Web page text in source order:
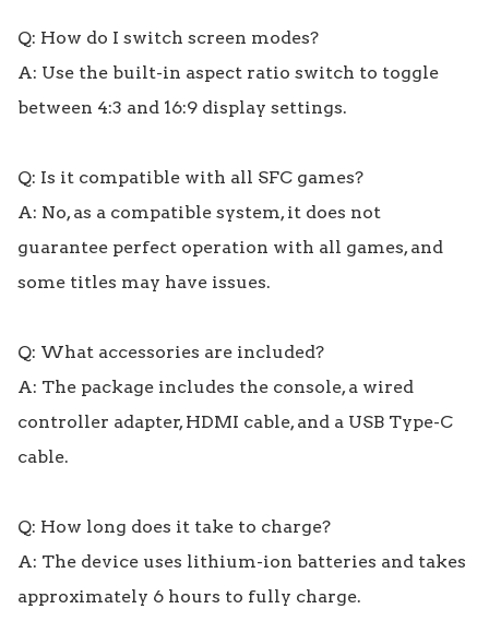
Q: How do I switch screen modes?
A: Use the built-in aspect ratio switch to toggle
between 4:3 and 16:9 display settings.
Q: Is it compatible with all SFC games?
A: No, as a compatible system, it does not
guarantee perfect operation with all games, and
some titles may have issues.
Q: What accessories are included?
A: The package includes the console, a wired
controller adapter, HDMI cable, and a USB Type-C
cable.
Q: How long does it take to charge?
A: The device uses lithium-ion batteries and takes
approximately 6 hours to fully charge.